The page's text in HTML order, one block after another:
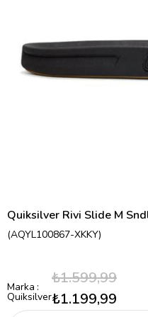
Quiksilver Rivi Slide M
(AQYL100867-XKKY)
Marka :
Quiksilver
₺1.599,99
₺1.199,99